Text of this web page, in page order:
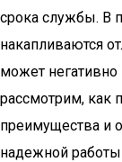
срока службы. В
накапливаются
может негативно
рассмотрим, как
преимущества и
надежной